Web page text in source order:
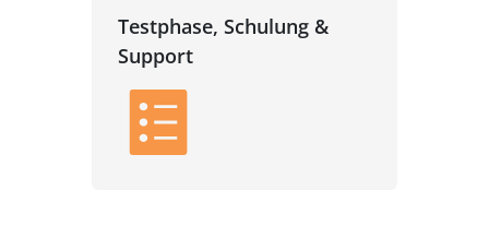
Testphase, Schulung &
Support